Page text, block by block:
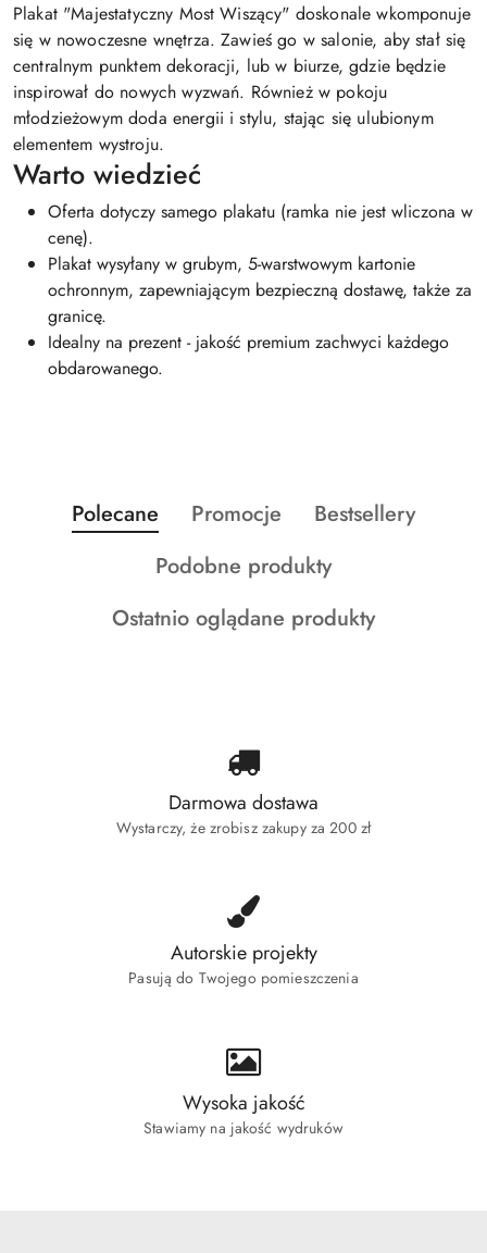
Plakat "Majestatyczny Most Wiszący" doskonale wkomponuje
się w nowoczesne wnętrza. Zawieś go w salonie, aby stał się
centralnym punktem dekoracji, lub w biurze, gdzie będzie
inspirował do nowych wyzwań. Również w pokoju
młodzieżowym doda energii i stylu, stając się ulubionym
elementem wystroju.
Warto wiedzieć
Oferta dotyczy samego plakatu (ramka nie jest wliczona w
cenę).
Plakat wysyłany w grubym, 5-warstwowym kartonie
ochronnym, zapewniającym bezpieczną dostawę, także za
granicę.
Idealny na prezent - jakość premium zachwyci każdego
obdarowanego.
Pomiń karuzelę produktów
Produkty
o
Polecane
Produkty
statusie:
Promocje
Produkty
statusie:
Bestsellery
Produkty
statusie:
Podobne produkty
Produkty
Ostatnio oglądane produkty
Darmowa dostawa
Wystarczy, że zrobisz zakupy za 200 zł
Autorskie projekty
Pasują do Twojego pomieszczenia
Wysoka jakość
Stawiamy na jakość wydruków